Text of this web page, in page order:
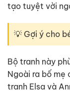
tạo tuyệt vời
💡 Gợi ý cho
Bộ tranh này
Ngoài ra bố
tranh Elsa và